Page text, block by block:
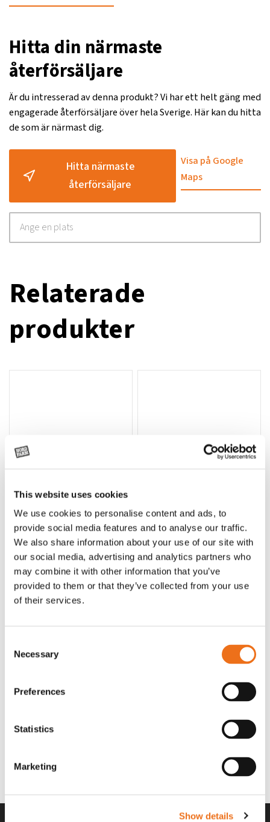
This website uses cookies
We use cookies to personalise content and ads, to
provide social media features and to analyse our traffic.
We also share information about your use of our site with
our social media, advertising and analytics partners who
may combine it with other information that you’ve
provided to them or that they’ve collected from your use
of their services.
Selection
Necessary
Preferences
Statistics
Marketing
Show details
Hitta din närmaste
återförsäljare
Är du intresserad av denna produkt? Vi har ett helt gäng med
engagerade återförsäljare över hela Sverige. Här kan du hitta
de som är närmast dig.
Hitta närmaste
återförsäljare
Visa på Google
Maps
Relaterade
produkter
Lägg till i varukorg
Rotor, komplett med slagor
OR80013456G
(ex. moms)
Grön truckknapp
A00220
kr (ex. moms)
Lägg till i varukorg
Rotor teeth 8t/6k 7.5Gr/8 R6/14 Rotor teeth 8t/6k 0Gr/8 R6/14